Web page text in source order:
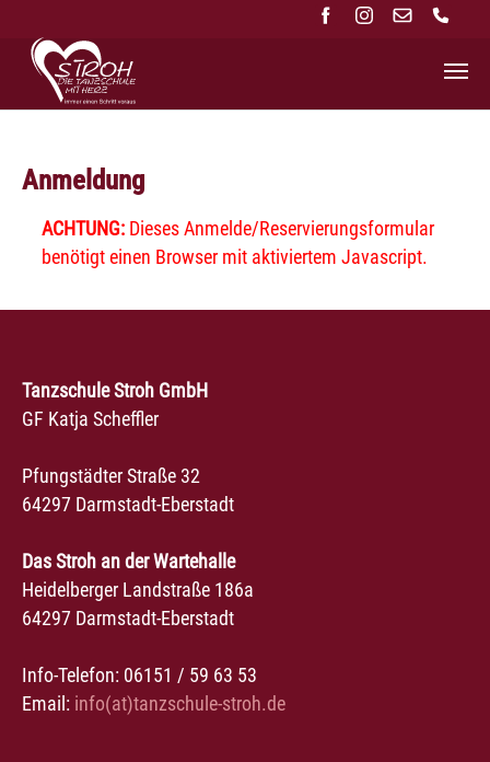
Anmeldung
ACHTUNG:Dieses Anmelde/Reservierungsformular
benötigt einen Browser mit aktiviertem Javascript.
Tanzschule Stroh GmbH
GF Katja Scheffler
Pfungstädter Straße 32
64297 Darmstadt-Eberstadt
Das Stroh an der Wartehalle
Heidelberger Landstraße 186a
64297 Darmstadt-Eberstadt
Info-Telefon: 06151 / 59 63 53
Email: info(at)tanzschule-stroh.de